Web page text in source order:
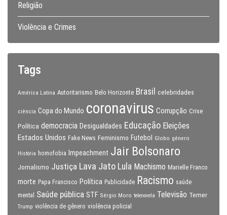
Religião
Violência e Crimes
Tags
América Latina Autoritarismo Belo Horizonte Brasil celebridades
ciência Copa do Mundo coronavirus Corrupção Crise
Política democracia Desigualdades Educação Eleições
Estados Unidos Fake News Feminismo Futebol Globo gênero
História homofobia Impeachment Jair Bolsonaro
Jornalismo Justiça Lava Jato Lula Machismo Marielle Franco
morte Papa Francisco Política Publicidade Racismo saúde
mental
Saúde pública STF Sérgio Moro telenovela Televisão Temer
Trump violência de gênero violência policial